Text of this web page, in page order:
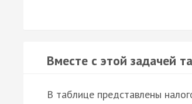
Вместе с этой задачей
В таблице представлены